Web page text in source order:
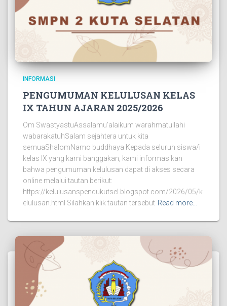
INFORMASI
PENGUMUMAN KELULUSAN KELAS
IX TAHUN AJARAN 2025/2026
Om SwastyastuAssalamu’alaikum warahmatullahi
wabarakatuhSalam sejahtera untuk kita
semuaShalomNamo buddhaya Kepada seluruh siswa/i
kelas IX yang kami banggakan, kami informasikan
bahwa pengumuman kelulusan dapat di akses secara
online melalui tautan berikut:
https://kelulusanspendukutsel.blogspot.com/2026/05/k
elulusan.html Silahkan klik tautan tersebut Read more…